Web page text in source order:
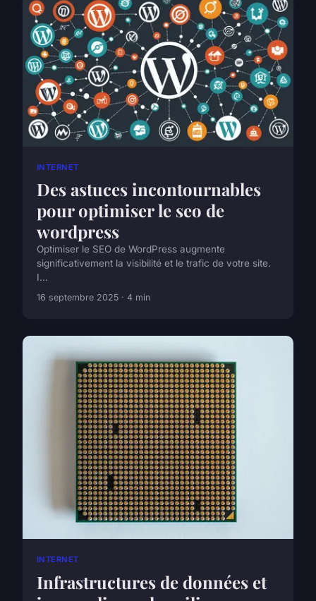
INTERNET
Des astuces incontournables
pour optimiser le seo de
wordpress
Optimiser le SEO de WordPress augmente
significativement la visibilité et le trafic de votre site.
I...
16 septembre 2025 · 4 min
INTERNET
Infrastructures de données et